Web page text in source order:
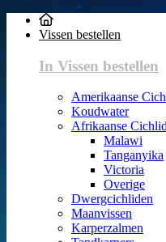
Vissen bestellen
In Vissen bestellen
Amerikaanse
Koudwater
Afrikaanse
Malawi
Tanganyika
Victoria
Overige
Dwergcichliden
Maanvissen
Karperzalmen